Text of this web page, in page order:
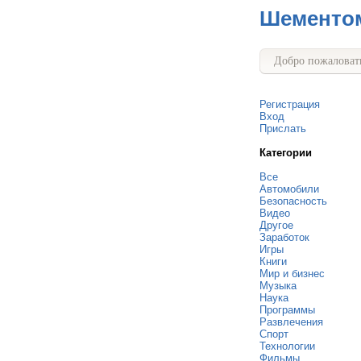
Добро
Регистрация
Вход
Прислать
Категории
Все
Автомобили
Безопасность
Видео
Другое
Заработок
Игры
Книги
Мир и бизнес
Музыка
Наука
Программы
Развлечения
Спорт
Технологии
Фильмы